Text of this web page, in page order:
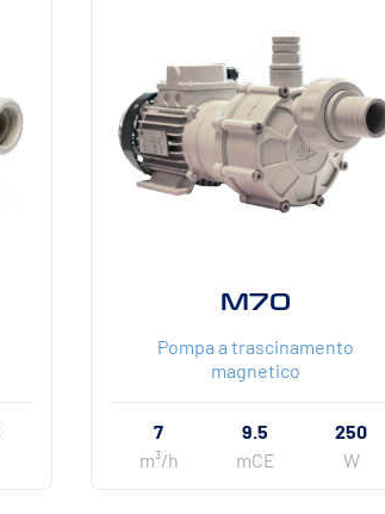
M70
Pompa a trascinamento
magnetico
7
m³/h
9.5
mCE
250
W